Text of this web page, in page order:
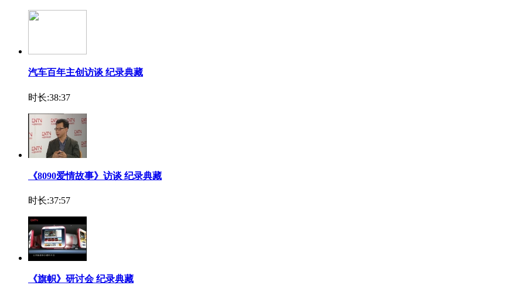
汽车百年主创访谈 纪录典藏
时长:38:37
《8090爱情故事》访谈 纪录典藏
时长:37:57
《旗帜》研讨会 纪录典藏